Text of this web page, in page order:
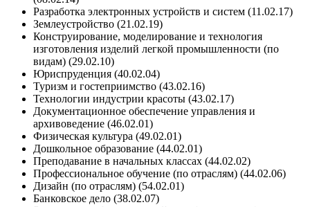
Разработка электронных устройств и систем (11.02.17)
Землеустройство (21.02.19)
Конструирование, моделирование и технология
изготовления изделий легкой промышленности (по
видам) (29.02.10)
Юриспруденция (40.02.04)
Туризм и гостеприимство (43.02.16)
Технологии индустрии красоты (43.02.17)
Документационное обеспечение управления и
архивоведение (46.02.01)
Физическая культура (49.02.01)
Дошкольное образование (44.02.01)
Преподавание в начальных классах (44.02.02)
Профессиональное обучение (по отраслям) (44.02.06)
Дизайн (по отраслям) (54.02.01)
Банковское дело (38.02.07)